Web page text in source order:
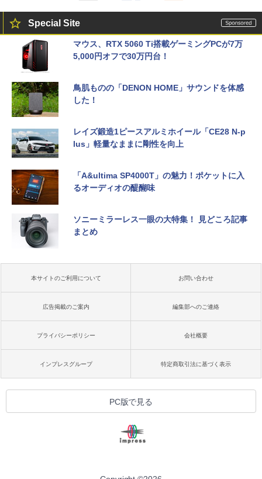
Special Site
マウス、RTX 5060 Ti搭載ゲーミングPCが7万
5,000円オフで30万円台！
鳥肌ものの「DENON HOME」サウンドを体感
した！
レイズ鍛造1ピースアルミホイール「CE28 N-p
lus」軽量なままに剛性を向上
「A&ultima SP4000T」の魅力！ポケットに入
るオーディオの醍醐味
ソニーミラーレス一眼の大特集！ 見どころ記事
まとめ
本サイトのご利用について お問い合わせ
広告掲載のご案内 編集部へのご連絡
プライバシーポリシー 会社概要
インプレスグループ 特定商取引法に基づく表示
PC版で見る